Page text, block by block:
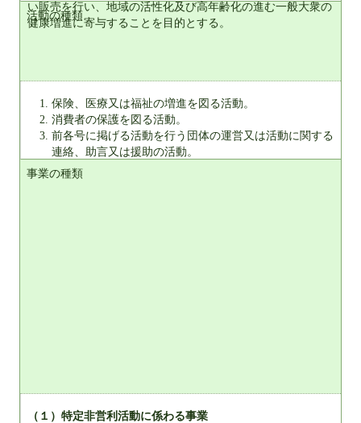
い販売を行い、地域の活性化及び高年齢化の進む一般大衆の
健康増進に寄与することを目的とする。
活動の種類
保険、医療又は福祉の増進を図る活動。
消費者の保護を図る活動。
前各号に掲げる活動を行う団体の運営又は活動に関する
連絡、助言又は援助の活動。
事業の種類
（１）特定非営利活動に係わる事業